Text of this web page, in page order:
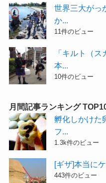
世界三大がっ
か...
11件のビュー
「キルト（
本...
10件のビュー
月間記事ランキング
孵化しかけた
フ...
1.3k件のビュー
[ギザ]本当に
443件のビュー